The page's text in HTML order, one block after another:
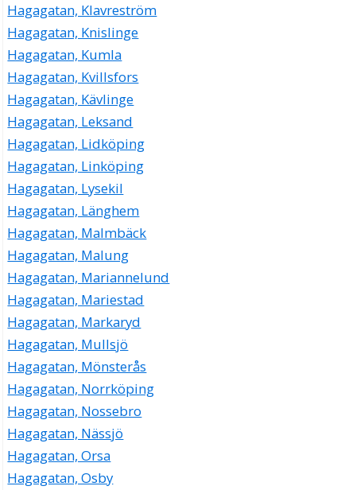
Hagagatan, Klavreström
Hagagatan, Knislinge
Hagagatan, Kumla
Hagagatan, Kvillsfors
Hagagatan, Kävlinge
Hagagatan, Leksand
Hagagatan, Lidköping
Hagagatan, Linköping
Hagagatan, Lysekil
Hagagatan, Länghem
Hagagatan, Malmbäck
Hagagatan, Malung
Hagagatan, Mariannelund
Hagagatan, Mariestad
Hagagatan, Markaryd
Hagagatan, Mullsjö
Hagagatan, Mönsterås
Hagagatan, Norrköping
Hagagatan, Nossebro
Hagagatan, Nässjö
Hagagatan, Orsa
Hagagatan, Osby